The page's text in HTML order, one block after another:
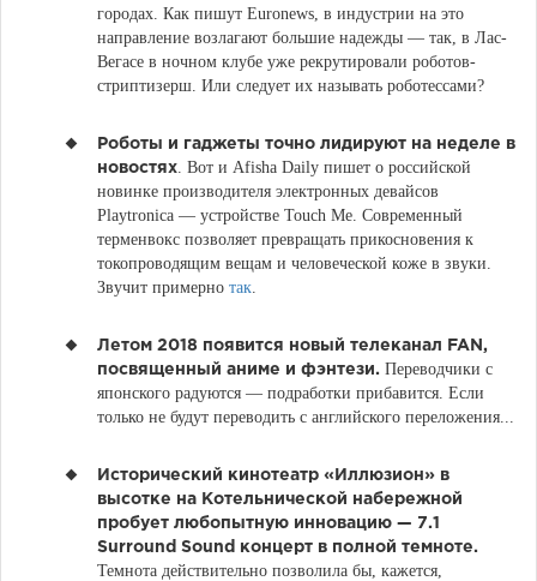
городах. Как пишут Euronews, в индустрии на это
направление возлагают большие надежды — так, в Лас-
Вегасе в ночном клубе уже рекрутировали роботов-
стриптизерш. Или следует их называть роботессами?
Роботы и гаджеты точно лидируют на неделе в
новостях. Вот и Afisha Daily пишет о российской
новинке производителя электронных девайсов
Playtronica — устройстве Touch Me. Современный
терменвокс позволяет превращать прикосновения к
токопроводящим вещам и человеческой коже в звуки.
Звучит примерно так.
Летом 2018 появится новый телеканал FAN,
посвященный аниме и фэнтези. Переводчики с
японского радуются — подработки прибавится. Если
только не будут переводить с английского переложения...
Исторический кинотеатр «Иллюзион» в
высотке на Котельнической набережной
пробует любопытную инновацию — 7.1
Surround Sound концерт в полной темноте.
Темнота действительно позволила бы, кажется,